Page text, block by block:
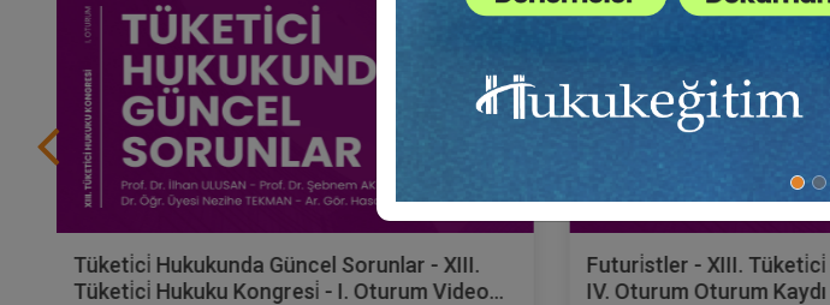
Tüketi̇ci̇ Hukukunda Güncel Sorunlar - XIII.
Tüketi̇ci̇ Hukuku Kongresi̇ - I. Oturum Video
Futuri̇stler - XIII.
IV. Oturum Oturum Kaydı